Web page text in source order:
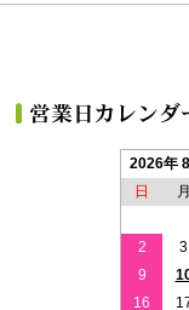
2026年
日
月
2
3
9
16